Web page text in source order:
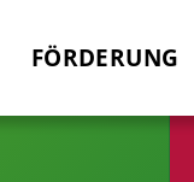
FÖRDERUNG